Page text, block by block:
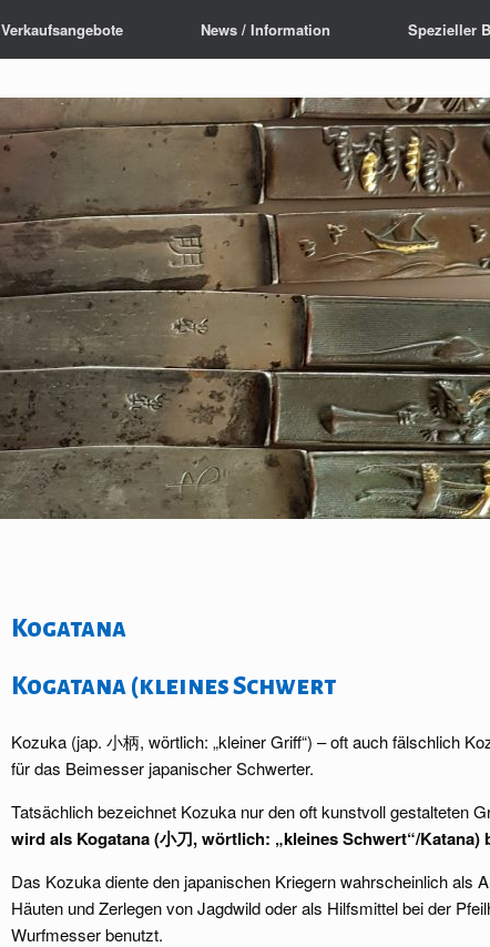
Verkaufsangebote News / Information Spezieller
Kogatana
Kogatana (kleines Schwert
Kozuka (jap. ⼩柄, wörtlich: „kleiner Griff“) – oft auch fälschlich
für das Beimesser japanischer Schwerter.
Tatsächlich bezeichnet Kozuka nur den oft kunstvoll gestalteten
wird als Kogatana (小刀, wörtlich: „kleines Schwert“/Katana)
Das Kozuka diente den japanischen Kriegern wahrscheinlich als
Häuten und Zerlegen von Jagdwild oder als Hilfsmittel bei der
Wurfmesser benutzt.